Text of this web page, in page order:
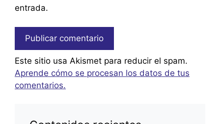
entrada.
Este sitio usa Akismet para reducir el spam.
Aprende cómo se procesan los datos de tus
comentarios.